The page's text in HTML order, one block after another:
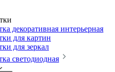
декоративная интерьерная
для картин
для зеркал
светодиодная